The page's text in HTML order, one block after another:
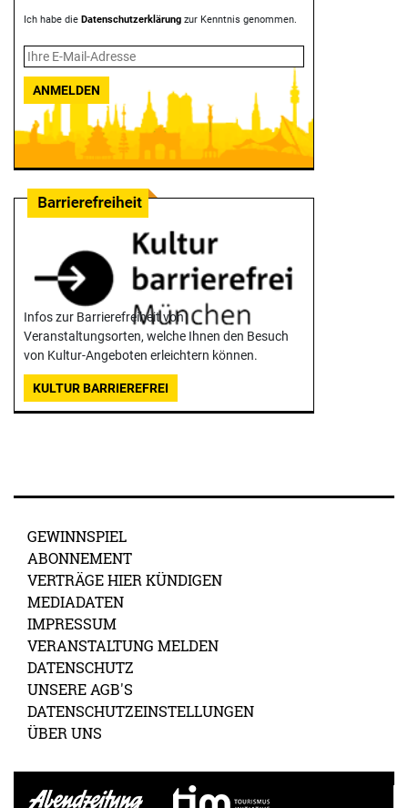
Ich habe die Datenschutzerklärung zur Kenntnis genommen.
ANMELDEN
Infos zur Barrierefreiheit von
Veranstaltungsorten, welche Ihnen den Besuch
von Kultur-Angeboten erleichtern können.
KULTUR BARRIEREFREI
GEWINNSPIEL
ABONNEMENT
VERTRÄGE HIER KÜNDIGEN
MEDIADATEN
IMPRESSUM
VERANSTALTUNG MELDEN
DATENSCHUTZ
UNSERE AGB'S
DATENSCHUTZEINSTELLUNGEN
ÜBER UNS